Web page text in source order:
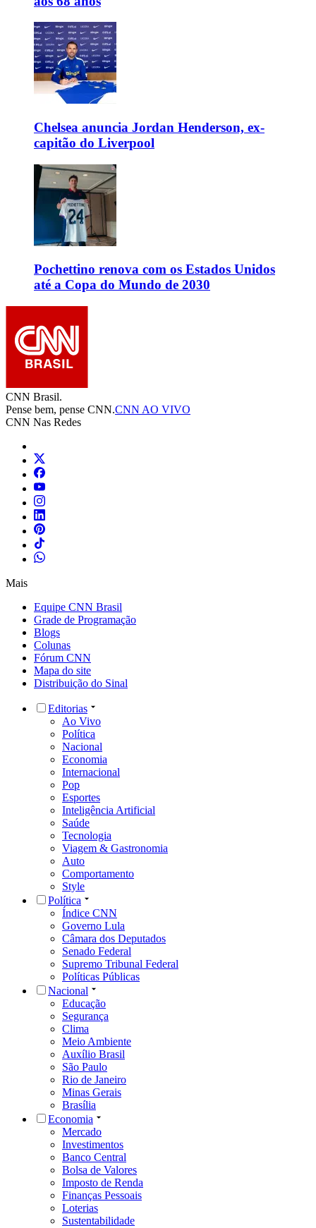
Chelsea anuncia Jordan Henderson, ex-
capitão do Liverpool
Pochettino renova com os Estados Unidos
até a Copa do Mundo de 2030
CNN Brasil.
Pense bem, pense CNN.CNN AO VIVO
CNN Nas Redes
Mais
Equipe CNN Brasil
Grade de Programação
Blogs
Colunas
Fórum CNN
Mapa do site
Distribuição do Sinal
Editorias
Ao Vivo
Política
Nacional
Economia
Internacional
Pop
Esportes
Inteligência Artificial
Saúde
Tecnologia
Viagem & Gastronomia
Auto
Comportamento
Style
Política
Índice CNN
Governo Lula
Câmara dos Deputados
Senado Federal
Supremo Tribunal Federal
Políticas Públicas
Nacional
Educação
Segurança
Clima
Meio Ambiente
Auxílio Brasil
São Paulo
Rio de Janeiro
Minas Gerais
Brasília
Economia
Mercado
Investimentos
Banco Central
Bolsa de Valores
Imposto de Renda
Finanças Pessoais
Loterias
Sustentabilidade